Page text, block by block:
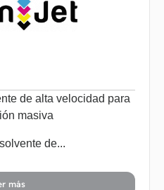
de alta velocidad para
masiva
de...
más